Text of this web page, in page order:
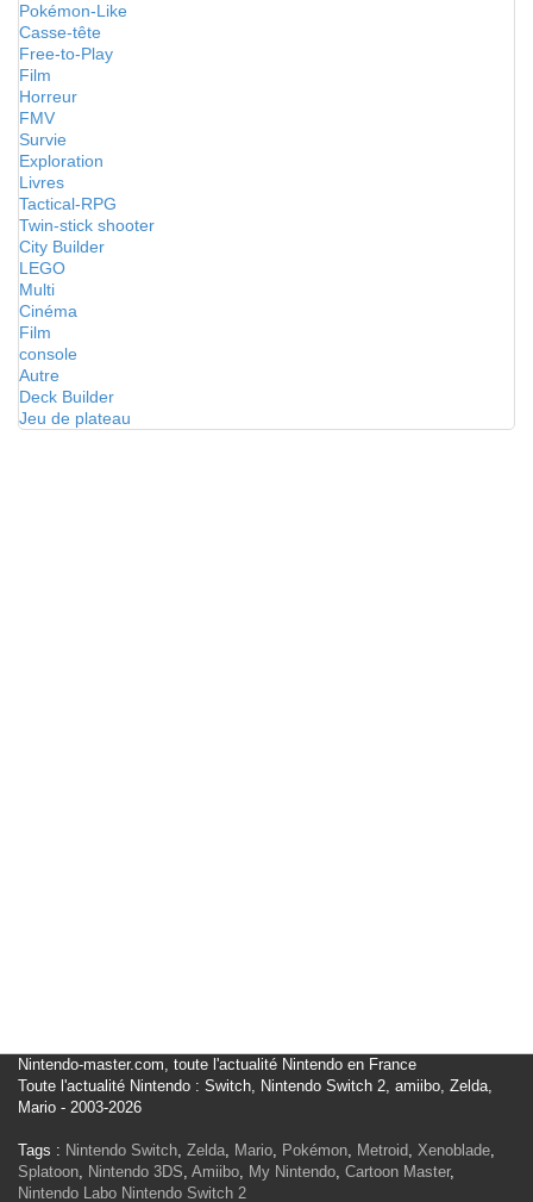
Pokémon-Like
Casse-tête
Free-to-Play
Film
Horreur
FMV
Survie
Exploration
Livres
Tactical-RPG
Twin-stick shooter
City Builder
LEGO
Multi
Cinéma
Film
console
Autre
Deck Builder
Jeu de plateau
Nintendo-master.com, toute l'actualité Nintendo en France
Toute l'actualité Nintendo : Switch, Nintendo Switch 2, amiibo, Zelda,
Mario - 2003-2026
Tags : Nintendo Switch, Zelda, Mario, Pokémon, Metroid, Xenoblade,
Splatoon, Nintendo 3DS, Amiibo, My Nintendo, Cartoon Master,
Nintendo Labo Nintendo Switch 2